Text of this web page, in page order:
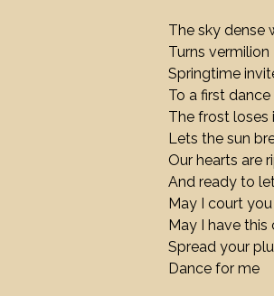
The sky dense
Turns vermilion
Springtime
To a first dance
The frost loses
Lets the sun
Our hearts are
And ready to
May I court you
May I have
Spread your
Dance for me